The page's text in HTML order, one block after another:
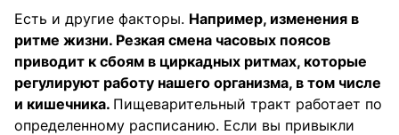
Есть и другие факторы. Например, изменения в
ритме жизни. Резкая смена часовых поясов
приводит к сбоям в циркадных ритмах, которые
регулируют работу нашего организма, в том числе
и кишечника. Пищеварительный тракт работает по
определенному расписанию. Если вы привыкли